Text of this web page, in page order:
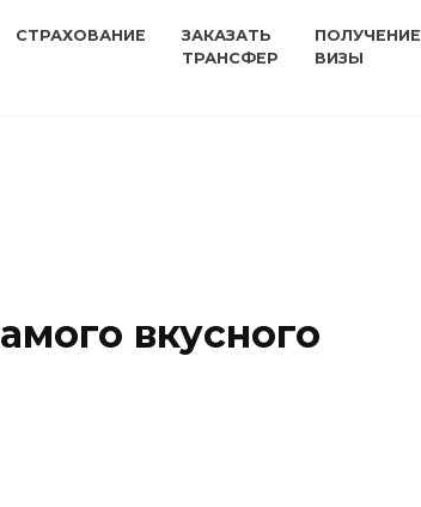
СТРАХОВАНИЕ
ЗАКАЗАТЬ
ТРАНСФЕР
ПОЛУЧЕНИЕ
ВИЗЫ
вкусного